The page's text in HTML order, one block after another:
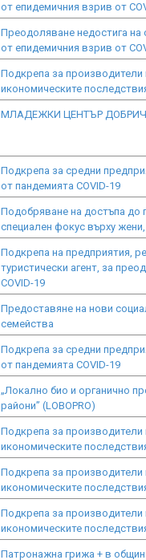
от епидемичния взрив от
Преодоляване недостига на
от епидемичния взрив от
Подкрепа за производители
икономическите
МЛАДЕЖКИ ЦЕНТЪР
Подкрепа за средни
от пандемията COVID-19
Подобряване на достъпа до
специален фокус върху
Подкрепа на предприятия,
туристически агент, за
COVID-19
Предоставяне на нови
семейства
Подкрепа за средни
от пандемията COVID-19
„Локално био и органично
райони” (LOBOPRO)
Подкрепа за производители
икономическите
Подкрепа за производители
икономическите
Подкрепа за производители
икономическите
Патронажна грижа + в